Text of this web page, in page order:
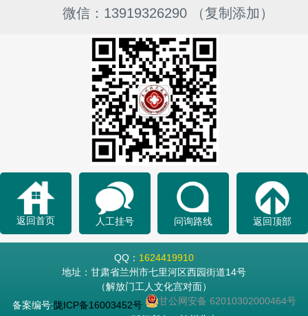
微信：13919326290 （复制添加）
返回首页 人工挂号 问询路线 返回顶部
QQ： 1624419910
地址：甘肃省兰州市七里河区西园街道14号
（解放门工人文化宫对面）
备案编号:陇ICP备16003452号
甘公网安备 62010302000464号